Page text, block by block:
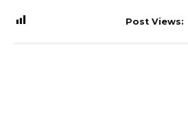
Post Views: